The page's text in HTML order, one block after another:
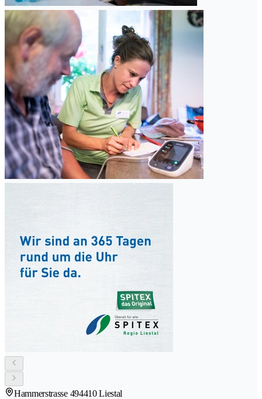
Hammerstrasse 494410 Liestal